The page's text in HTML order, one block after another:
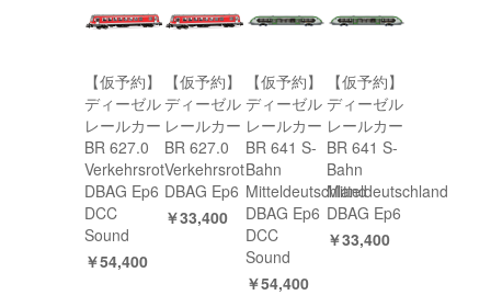
【仮予約】
ディーゼル
レールカー
BR 627.0
Verkehrsrot
DBAG Ep6
DCC
Sound
￥54,400
【仮予約】
ディーゼル
レールカー
BR 627.0
Verkehrsrot
DBAG Ep6
￥33,400
【仮予約】
ディーゼル
レールカー
BR 641 S-
Bahn
Mitteldeutschland
DBAG Ep6
DCC
Sound
￥54,400
【仮予約】
ディーゼル
レールカー
BR 641 S-
Bahn
Mitteldeutschland
DBAG Ep6
￥33,400